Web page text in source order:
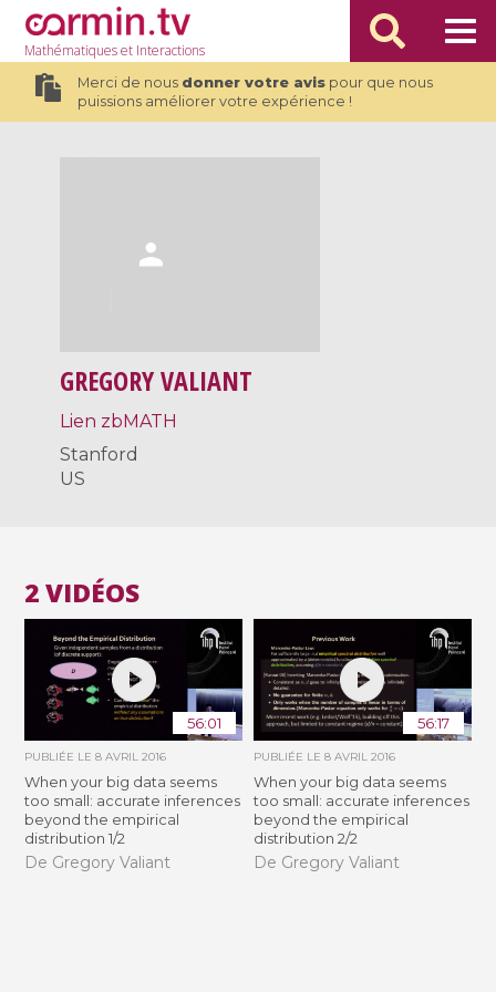
Mathématiqueset Interactions
Merci de nous donner votre avispour que nous
puissions améliorer votre expérience !
GREGORY VALIANT
Lien zbMATH
Stanford
US
2 VIDÉOS
56:01
PUBLIÉE LE8 AVRIL 2016
When your big data seems
too small: accurate inferences
beyond the empirical
distribution 1/2
De Gregory Valiant
56:17
PUBLIÉE LE 8 AVRIL 2016
When your big data seems
too small: accurate inferences
beyond the empirical
distribution 2/2
De Gregory Valiant